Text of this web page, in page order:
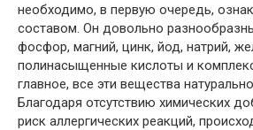
необходимо, в первую очередь,
составом. Он довольно
фосфор, магний, цинк, йод, натрий,
полинасыщенные кислоты и
главное, все эти вещества
Благодаря отсутствию химических
риск аллергических реакций,